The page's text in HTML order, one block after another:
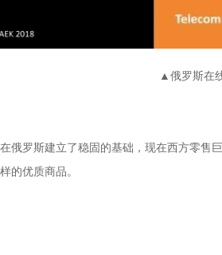
▲俄罗斯在
俄罗斯建立了稳固的基础，现在西方零售
的优质商品。